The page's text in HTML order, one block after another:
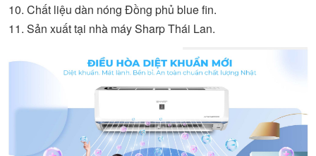
Chất liệu dàn nóng Đồng phủ blue fin.
Sản xuất tại nhà máy Sharp Thái Lan.